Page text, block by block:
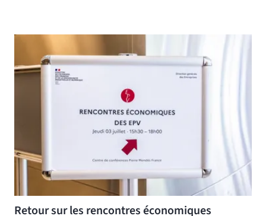
Retour sur les rencontres économiques